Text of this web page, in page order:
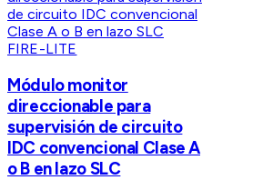
FIRE-LITE
Módulo monitor
direccionable para
supervisión de circuito
IDC convencional Clase A
o B en lazo SLC